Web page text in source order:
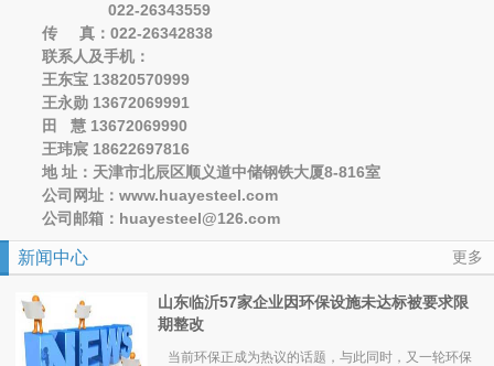
022-26343559
传 真：022-26342838
联系人及手机：
王东宝 13820570999
王永勋 13672069991
田 慧 13672069990
王玮宸 18622697816
地 址：天津市北辰区顺义道中储钢铁大厦8-816室
公司网址：www.huayesteel.com
公司邮箱：huayesteel@126.com
更多
新闻中心
山东临沂57家企业因环保设施未达标被要求限
期整改
当前环保正成为热议的话题，与此同时，又一轮环保